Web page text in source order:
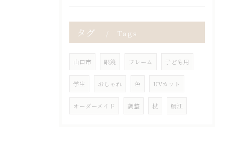
タグ Tags
山口市 眼鏡 フレーム 子ども用
学生 おしゃれ 色 UVカット
オーダーメイド 調整 杖 鯖江